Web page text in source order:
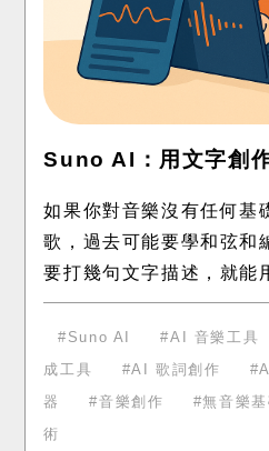
Suno AI：用文字創
如果你對音樂沒有任何基
歌，過去可能要學和弦和
要打幾句文字描述，就能
首旋律、和聲、節奏、歌
這個工具帶來了「人人都
Suno AI AI 音樂工具
成工具
AI 歌詞創作
器
音樂創作 無音樂
術